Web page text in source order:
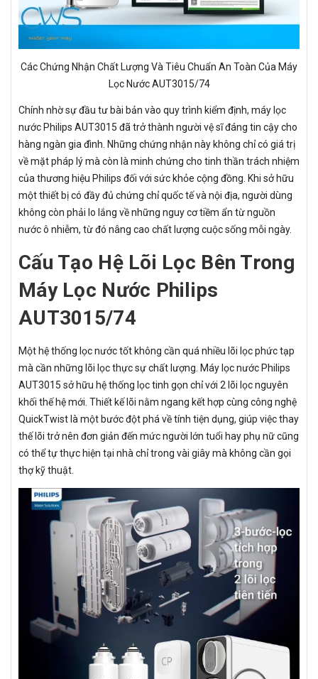
Các Chứng Nhận Chất Lượng Và Tiêu Chuẩn An Toàn Của Máy
Lọc Nước AUT3015/74
Chính nhờ sự đầu tư bài bản vào quy trình kiểm định, máy lọc
nước Philips AUT3015 đã trở thành người vệ sĩ đáng tin cậy cho
hàng ngàn gia đình. Những chứng nhận này không chỉ có giá trị
về mặt pháp lý mà còn là minh chứng cho tinh thần trách nhiệm
của thương hiệu Philips đối với sức khỏe cộng đồng. Khi sở hữu
một thiết bị có đầy đủ chứng chỉ quốc tế và nội địa, người dùng
không còn phải lo lắng về những nguy cơ tiềm ẩn từ nguồn
nước ô nhiễm, từ đó nâng cao chất lượng cuộc sống mỗi ngày.
Cấu Tạo Hệ Lõi Lọc Bên Trong
Máy Lọc Nước Philips
AUT3015/74
Một hệ thống lọc nước tốt không cần quá nhiều lõi lọc phức tạp
mà cần những lõi lọc thực sự chất lượng. Máy lọc nước Philips
AUT3015 sở hữu hệ thống lọc tinh gọn chỉ với 2 lõi lọc nguyên
khối thế hệ mới. Thiết kế lõi nằm ngang kết hợp cùng công nghệ
QuickTwist là một bước đột phá về tính tiện dụng, giúp việc thay
thế lõi trở nên đơn giản đến mức người lớn tuổi hay phụ nữ cũng
có thể tự thực hiện tại nhà chỉ trong vài giây mà không cần gọi
thợ kỹ thuật.